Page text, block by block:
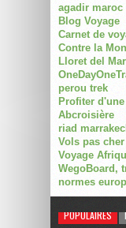
agadir maroc
Blog Voyage
Carnet de
Contre la
Lloret del Mar
perou trek
Profiter
Abcroisière
riad
Vols pas cher
Voyage
WegoBoard,
normes
POPULAIRES